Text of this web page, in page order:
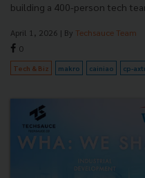
building a 400-person tech
April 1, 2026 | By Techsauce Team
0
Tech & Biz makro cainiao cp-